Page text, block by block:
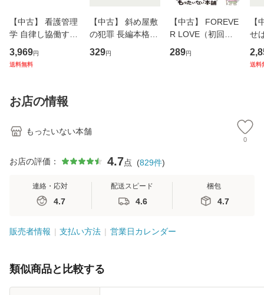
【中古】 看護管理
学 自律し協働する
専門職の看護マネ
ジメントスキル 改
恵 藤本幸三 / 南江
堂 [単行
3,969円
送料無料
【中古】 斜め屋敷
の犯罪 長編本格推
理小説 (光文社文
庫) / 島田荘司 / 光
329円
【中古】 FOREVE
R LOVE（初回生
産限定盤） / 清水
翔太×加藤ミリヤ /
289円
【
せ
タ
送料
お店の情報
もったいない本舗
0
お店の評価： 4.7点 (829件)
連絡・応対
4.7
配送スピード
4.6
梱包
4.7
販売者情報 支払い方法 営業日カレンダー
類似商品と比較する